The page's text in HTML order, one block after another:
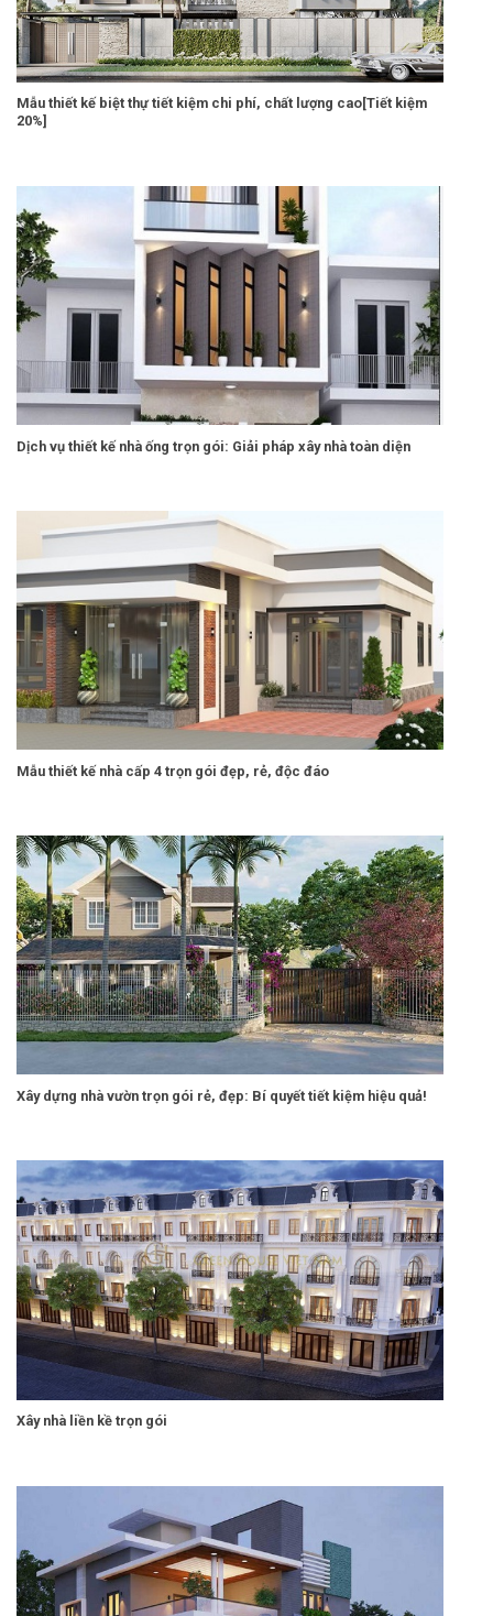
Mẫu thiết kế biệt thự tiết kiệm chi phí, chất lượng cao[Tiết kiệm
20%]
Dịch vụ thiết kế nhà ống trọn gói: Giải pháp xây nhà toàn diện
Mẫu thiết kế nhà cấp 4 trọn gói đẹp, rẻ, độc đáo
Xây dựng nhà vườn trọn gói rẻ, đẹp: Bí quyết tiết kiệm hiệu quả!
Xây nhà liền kề trọn gói